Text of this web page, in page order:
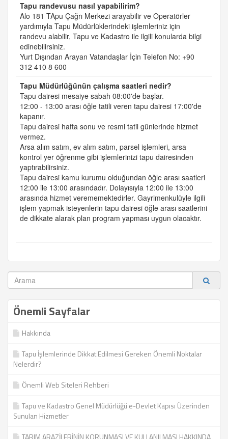
Tapu randevusu nasıl yapabilirim?
Alo 181 TApu Çağrı Merkezi arayabilir ve Operatörler
yardımıyla Tapu Müdürlüklerindeki işlemleriniz için
randevu alabilir, Tapu ve Kadastro ile ilgili konularda bilgi
edinebilirsiniz.
Yurt Dışından Arayan Vatandaşlar İçin Telefon No: +90
312 410 8 600
Tapu Müdürlüğünün çalışma saatleri nedir?
Tapu dairesi mesaiye sabah 08:00'de başlar.
12:00 - 13:00 arası öğle tatili veren tapu dairesi 17:00'de
kapanır.
Tapu dairesi hafta sonu ve resmi tatil günlerinde hizmet
vermez.
Arsa alım satım, ev alım satım, parsel işlemleri, arsa
kontrol yer öğrenme gibi işlemlerinizi tapu dairesinden
yaptırabilirsiniz.
Tapu dairesi kamu kurumu olduğundan öğle arası saatleri
12:00 ile 13:00 arasındadır. Dolayısıyla 12:00 ile 13:00
arasında hizmet verememektedirler. Gayrimenkulüyle ilgili
işlem yapmak isteyenlerin tapu dairesi öğle arası saatlerini
de dikkate alarak plan program yapması uygun olacaktır.
Önemli Sayfalar
Hakkında
Tapu İşlemlerinde Dikkat Edilmesi Gereken Önemli Noktalar
Nelerdir?
Önemli Web Siteleri Rehberi
Tapu ve Kadastro Genel Müdürlüğü e-Devlet Kapısı Üzerinden
Sunulan Hizmetler
TARIM ARAZİLERİNİN KORUNMASI VE KULLANILMASI HAKKINDA